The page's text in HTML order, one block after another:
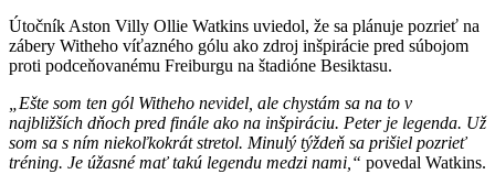
Útočník Aston Villy Ollie Watkins uviedol, že sa plánuje pozrieť na
zábery Witheho víťazného gólu ako zdroj inšpirácie pred súbojom
proti podceňovanému Freiburgu na štadióne Besiktasu.
„Ešte som ten gól Witheho nevidel, ale chystám sa na to v
najbližších dňoch pred finále ako na inšpiráciu. Peter je legenda. Už
som sa s ním niekoľkokrát stretol. Minulý týždeň sa prišiel pozrieť
tréning. Je úžasné mať takú legendu medzi nami,“ povedal Watkins.